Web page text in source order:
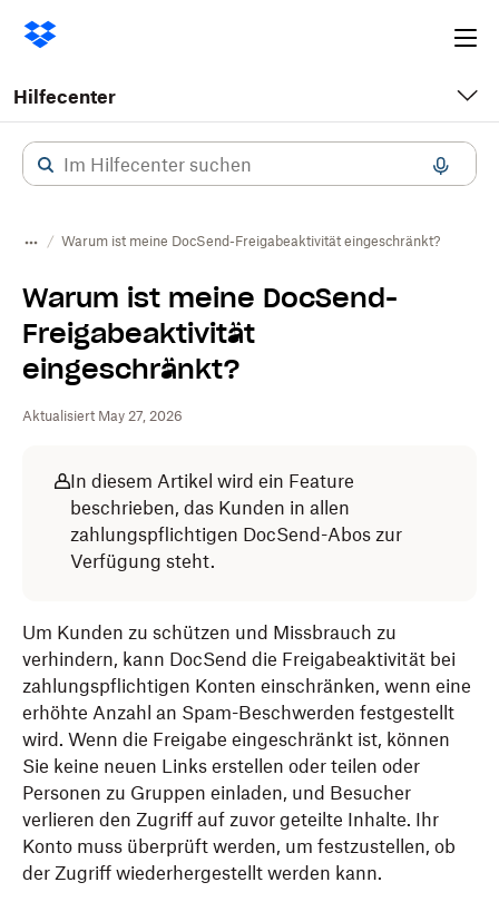
Hilfecenter
Warum ist meine DocSend-Freigabeaktivität eingeschränkt?
Warum ist meine DocSend-
Freigabeaktivität
eingeschränkt?
Aktualisiert May 27, 2026
In diesem Artikel wird ein Feature
beschrieben, das Kunden in allen
zahlungspflichtigen DocSend-Abos zur
Verfügung steht.
Um Kunden zu schützen und Missbrauch zu
verhindern, kann DocSend die Freigabeaktivität bei
zahlungspflichtigen Konten einschränken, wenn eine
erhöhte Anzahl an Spam-Beschwerden festgestellt
wird. Wenn die Freigabe eingeschränkt ist, können
Sie keine neuen Links erstellen oder teilen oder
Personen zu Gruppen einladen, und Besucher
verlieren den Zugriff auf zuvor geteilte Inhalte. Ihr
Konto muss überprüft werden, um festzustellen, ob
der Zugriff wiederhergestellt werden kann.